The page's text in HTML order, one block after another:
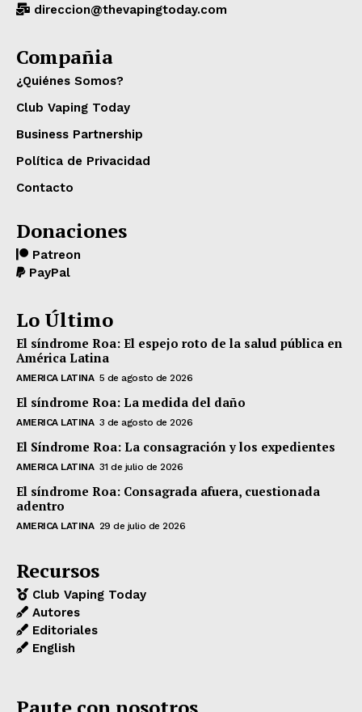
direccion@thevapingtoday.com
Compañia
¿Quiénes Somos?
Club Vaping Today
Business Partnership
Política de Privacidad
Contacto
Donaciones
Patreon
PayPal
Lo Último
El síndrome Roa: El espejo roto de la salud pública en
América Latina
AMERICA LATINA 5 de agosto de 2026
El síndrome Roa: La medida del daño
AMERICA LATINA 3 de agosto de 2026
El Síndrome Roa: La consagración y los expedientes
AMERICA LATINA 31 de julio de 2026
El síndrome Roa: Consagrada afuera, cuestionada
adentro
AMERICA LATINA 29 de julio de 2026
Recursos
Club Vaping Today
Autores
Editoriales
English
Paute con nosotros